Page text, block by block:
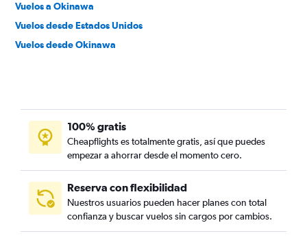
Vuelos a Okinawa
Vuelos desde Estados Unidos
Vuelos desde Okinawa
100% gratis
Cheapflights es totalmente gratis, así que puedes
empezar a ahorrar desde el momento cero.
Reserva con flexibilidad
Nuestros usuarios pueden hacer planes con total
confianza y buscar vuelos sin cargos por cambios.